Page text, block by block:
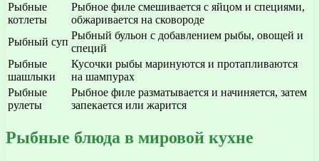
Рыбные
котлеты
Рыбное филе смешивается с яйцом и специями,
обжаривается на сковороде
Рыбный суп
Рыбный бульон с добавлением рыбы, овощей и
специй
Рыбные
шашлыки
Кусочки рыбы маринуются и протапливаются
на шампурах
Рыбные
рулеты
Рыбное филе разматывается и начиняется, затем
запекается или жарится
Рыбные блюда в мировой кухне